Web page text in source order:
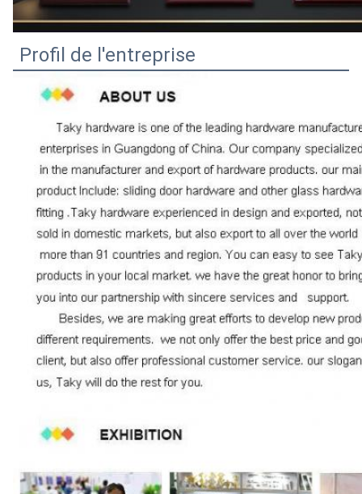
Profil de l'entreprise